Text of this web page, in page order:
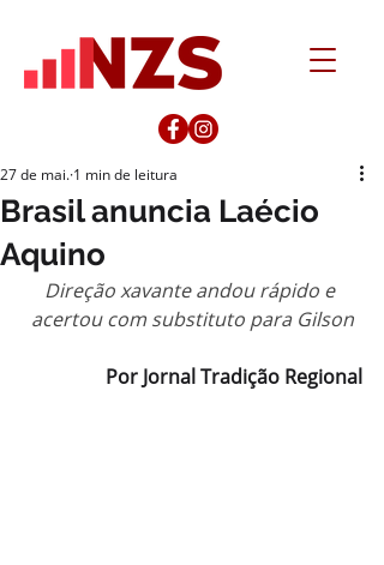
Brasil anuncia Laécio
Aquino
27 de mai. 1 min de leitura
Direção xavante andou rápido e
acertou com substituto para Gilson
Por Jornal Tradição Regional